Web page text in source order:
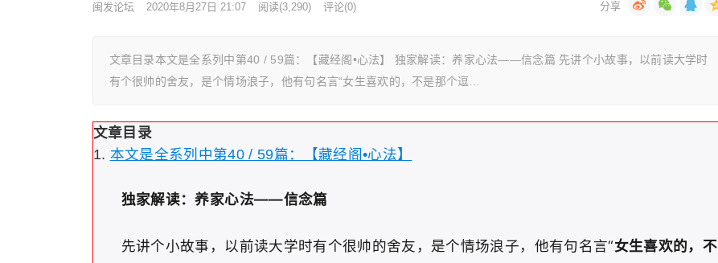
闽发论坛 2020年8月27日 21:07 阅读(3,290) 评论(0)
文章目录本文是全系列中第40 / 59篇：【藏经阁•心法】 独家解读：养家心法——信念篇 先讲个小故事，以前读大学时
有个很帅的舍友，是个情场浪子，他有句名言“女生喜欢的，不是那个逗…
文章目录
本文是全系列中第40 / 59篇：【藏经阁•心法】
独家解读：养家心法——信念篇
先讲个小故事，以前读大学时有个很帅的舍友，是个情场浪子，他有句名言“女生喜欢的，不